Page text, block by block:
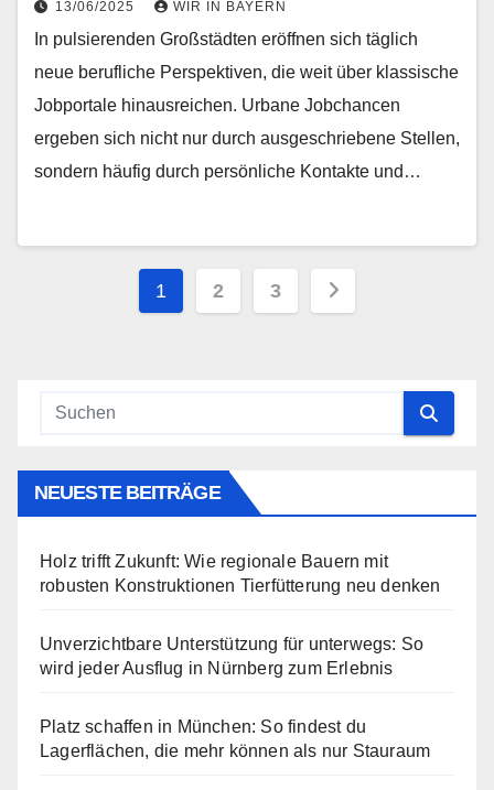
13/06/2025 WIR IN BAYERN
In pulsierenden Großstädten eröffnen sich täglich
neue berufliche Perspektiven, die weit über klassische
Jobportale hinausreichen. Urbane Jobchancen
ergeben sich nicht nur durch ausgeschriebene Stellen,
sondern häufig durch persönliche Kontakte und…
Seitennummerierung
1 2 3
NEUESTE BEITRÄGE
Holz trifft Zukunft: Wie regionale Bauern mit
robusten Konstruktionen Tierfütterung neu denken
Unverzichtbare Unterstützung für unterwegs: So
wird jeder Ausflug in Nürnberg zum Erlebnis
Platz schaffen in München: So findest du
Lagerflächen, die mehr können als nur Stauraum